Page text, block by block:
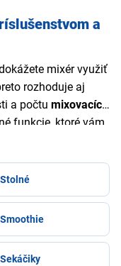
a
mixér využiť
rozhoduje aj
a počtu mixovacích
funkcie, ktoré vám
alebo
Stolné
Smoothie
Sekáčiky